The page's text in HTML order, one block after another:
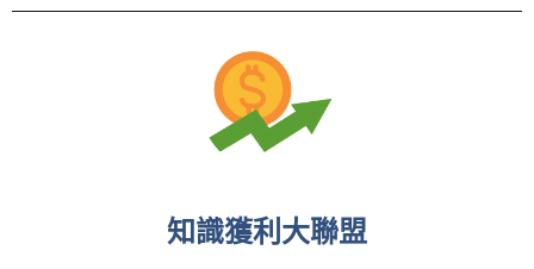
知識獲利大聯盟